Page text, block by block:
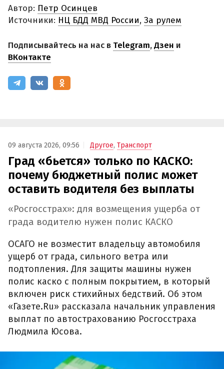
Автор: Петр Осинцев
Источники: НЦ БДД МВД России, За рулем
Подписывайтесь на нас в Telegram,Дзен и
ВКонтакте
09 августа 2026, 09:56 Другое, Транспорт
Град «бьется» только по КАСКО:
почему бюджетный полис может
оставить водителя без выплаты
«Росгосстрах»: для возмещения ущерба от
града водителю нужен полис КАСКО
ОСАГО не возместит владельцу автомобиля
ущерб от града, сильного ветра или
подтопления. Для защиты машины нужен
полис каско с полным покрытием, в который
включен риск стихийных бедствий. Об этом
«Газете.Ru» рассказала начальник управления
выплат по автострахованию Росгосстраха
Людмила Юсова.